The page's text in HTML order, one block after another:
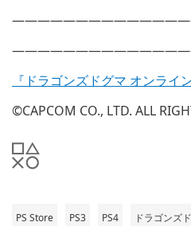
『ドラゴンズドグマ オンライ
©CAPCOM CO., LTD. ALL
PS Store PS3 PS4 ドラゴンズ